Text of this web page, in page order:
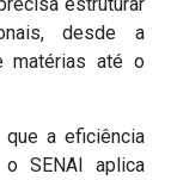
desde a
matérias até o
que a eficiência
o SENAI aplica